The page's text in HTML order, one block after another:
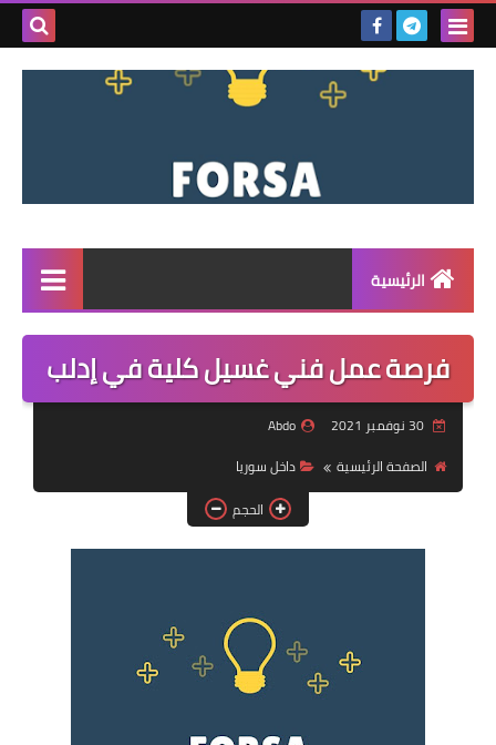
بحث
الرئيسية
القائمة
مناقصات
فرص عمل في تركيا
فرص عمل في العراق
فرص عمل في السودان
دورات تدريبية
فرصة عمل فني غسيل كلية في إدلب
30 نوفمبر 2021
Abdo
الصفحة الرئيسية
داخل سوريا
الحجم